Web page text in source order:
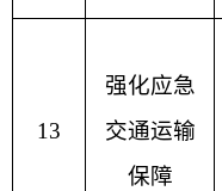
13
强化应急
交通运输
保障